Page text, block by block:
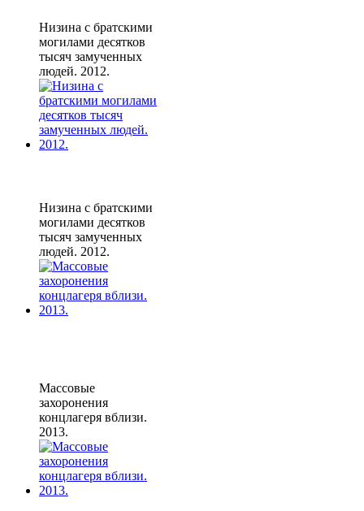
Низина с братскими
могилами десятков
тысяч замученных
людей. 2012.
Низина с братскими
могилами десятков
тысяч замученных
людей. 2012.
Массовые
захоронения
концлагеря вблизи.
2013.